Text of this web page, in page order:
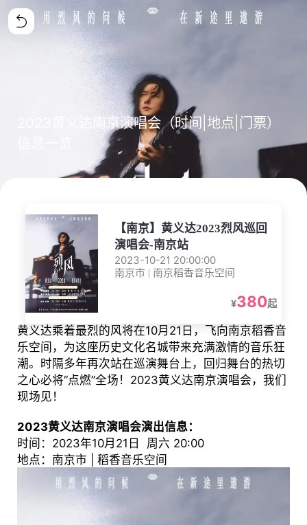
2023黄义达南京演唱会（时间|地点|门票）
【南京】黄义达2023烈风巡回
演唱会-南京站
2023-10-21 20:00:00
南京市 | 南京稻香音乐空间
¥380起
黄义达乘着最烈的风将在10月21日，飞向南京稻香音
乐空间，为这座历史文化名城带来充满激情的音乐狂
潮。时隔多年再次站在巡演舞台上，回归舞台的热切
之心必将“点燃”全场！2023黄义达南京演唱会，我们
现场见！
2023黄义达南京演唱会演出信息：
时间：2023年10月21日 周六 20:00
地点：南京市 | 稻香音乐空间